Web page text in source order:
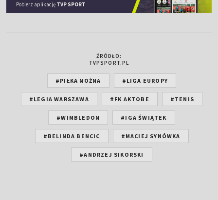
09/07/2023 Wimbledon (K)
16/02/2023 Doha (K)
Pobierz aplikację TVP SPORT
ŹRÓDŁO:
TVPSPORT.PL
#PIŁKA NOŻNA #LIGA EUROPY
#LEGIA WARSZAWA #FK AKTOBE #TENIS
#WIMBLEDON #IGA ŚWIĄTEK
#BELINDA BENCIC #MACIEJ SYNÓWKA
#ANDRZEJ SIKORSKI